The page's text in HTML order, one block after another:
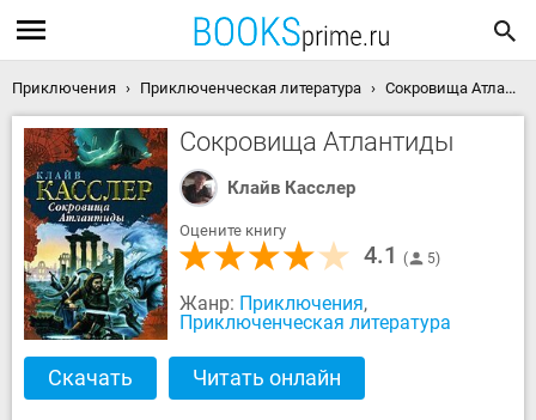
Приключения Приключенческая литература Сокровища Атлантиды скачать книгу
Сокровища Атлантиды
Клайв Касслер
Оцените книгу
4.1 5
Жанр: Приключения,
Приключенческая литература
Скачать Читать онлайн